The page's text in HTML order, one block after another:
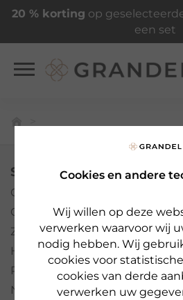
Cookies en andere
Wij willen op deze
verwerken waarvoor wij
nodig hebben. Wij
cookies voor
cookies van derde
verwerken uw
20 % korting op
een set
SERVICE
Over ons
Contact
Zoek salon
Hulp/FAQ's
Pers
Nieuwsbrief